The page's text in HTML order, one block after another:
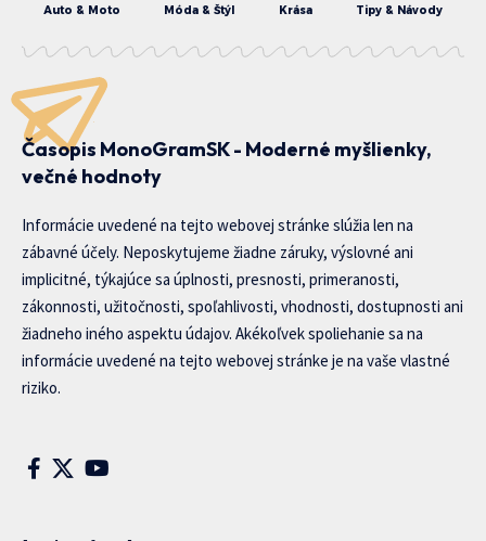
Auto & Moto
Móda & Štýl Krása Tipy & Návody
Časopis MonoGramSK - Moderné myšlienky,
večné hodnoty
Informácie uvedené na tejto webovej stránke slúžia len na
zábavné účely. Neposkytujeme žiadne záruky, výslovné ani
implicitné, týkajúce sa úplnosti, presnosti, primeranosti,
zákonnosti, užitočnosti, spoľahlivosti, vhodnosti, dostupnosti ani
žiadneho iného aspektu údajov. Akékoľvek spoliehanie sa na
informácie uvedené na tejto webovej stránke je na vaše vlastné
riziko.